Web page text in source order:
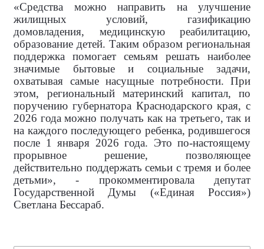
«Средства можно направить на улучшение
жилищных условий, газификацию
домовладения, медицинскую реабилитацию,
образование детей. Таким образом региональная
поддержка помогает семьям решать наиболее
значимые бытовые и социальные задачи,
охватывая самые насущные потребности. При
этом, региональный материнский капитал, по
поручению губернатора Краснодарского края, с
2026 года можно получать как на третьего, так и
на каждого последующего ребенка, родившегося
после 1 января 2026 года. Это по-настоящему
прорывное решение, позволяющее
действительно поддержать семьи с тремя и более
детьми», - прокомментировала депутат
Государственной Думы («Единая Россия»)
Светлана Бессараб.